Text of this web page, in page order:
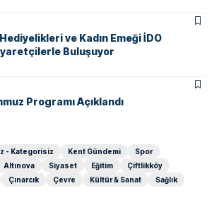
ve Kadın Emeği İDO
Buluşuyor
Programı Açıklandı
z - Kategorisiz Kent Gündemi
Spor
Altınova Siyaset Eğitim
Çiftlikköy
Çınarcık Çevre Kültür & Sanat Sağlık